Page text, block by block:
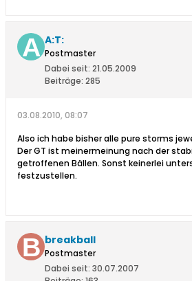
A:T:
Postmaster
Dabei seit: 21.05.2009
Beiträge: 285
03.08.2010, 08:07
Also ich habe bisher alle pure storms
Der GT ist meinermeinung nach der
getroffenen Bällen. Sonst keinerlei
festzustellen.
breakball
Postmaster
Dabei seit: 30.07.2007